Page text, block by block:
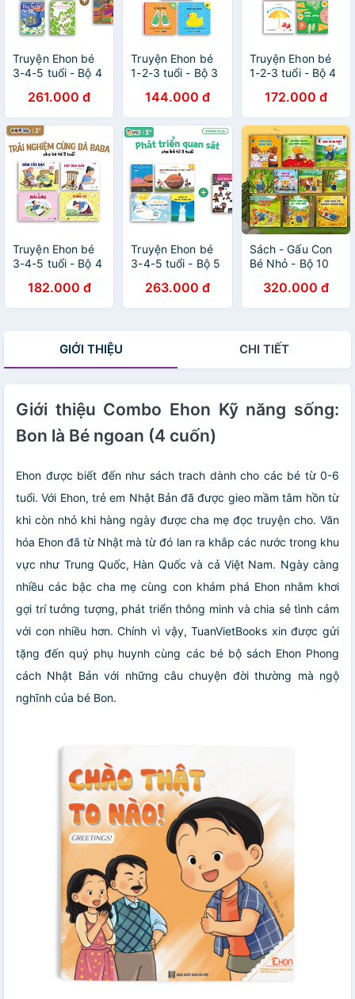
Truyện Ehon bé
3-4-5 tuổi - Bộ 4
cảm xúc
261.000 đ
Truyện Ehon bé
1-2-3 tuổi - Bộ 3
Màu sắc, đồ vật,
kĩ năng hàng
ngày
144.000 đ
Truyện Ehon bé
1-2-3 tuổi - Bộ 4
172.000 đ
Truyện Ehon bé
3-4-5 tuổi - Bộ 4
cùng Bà Baba
182.000 đ
Truyện Ehon bé
3-4-5 tuổi - Bộ 5
quan sát
263.000 đ
Sách - Gấu Con
Bé Nhỏ - Bộ 10
Bé Từ 2 Tuổi
320.000 đ
GIỚI THIỆU CHI TIẾT
Giới thiệu Combo Ehon Kỹ năng sống:
Bon là Bé ngoan (4 cuốn)
Ehon được biết đến như sách trach dành cho các bé từ 0-6
tuổi. Với Ehon, trẻ em Nhật Bản đã được gieo mầm tâm hồn từ
khi còn nhỏ khi hàng ngày được cha mẹ đọc truyện cho. Văn
hóa Ehon đã từ Nhật mà từ đó lan ra khắp các nước trong khu
vực như Trung Quốc, Hàn Quốc và cả Việt Nam. Ngày càng
nhiều các bậc cha mẹ cùng con khám phá Ehon nhằm khơi
gợi trí tưởng tượng, phát triển thông minh và chia sẻ tình cảm
với con nhiều hơn. Chính vì vậy, TuanVietBooks xin được gửi
tặng đến quý phụ huynh cùng các bé bộ sách Ehon Phong
cách Nhật Bản với những câu chuyện đời thường mà ngộ
nghĩnh của bé Bon.